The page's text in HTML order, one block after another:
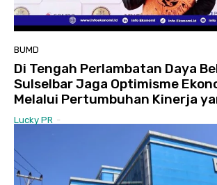
BUMD
Di Tengah Perlambatan Daya
Sulselbar Jaga Optimisme
Melalui Pertumbuhan Kinerja
Lucky PR -